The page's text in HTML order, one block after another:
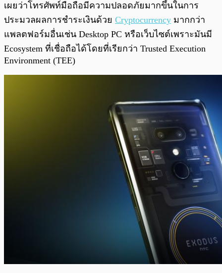
เผยว่าโทรศัพท์มือถือมีความปลอดภัยมากขึ้นในการ
ประมวลผลการชำระเงินด้วย Cryptocurrency มากกว่า
แพลตฟอร์มอื่นเช่น Desktop PC หรือเว็บไซต์เพราะมันมี
Ecosystem ที่เชื่อถือได้โดยที่เรียกว่า Trusted Execution
Environment (TEE)